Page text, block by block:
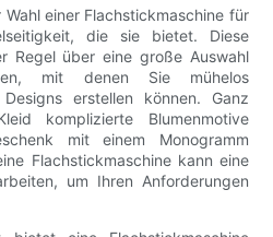
einer Flachstickmaschine für
die sie bietet. Diese
Regel über eine große Auswahl
mit denen Sie mühelos
erstellen können. Ganz
komplizierte Blumenmotive
mit einem Monogramm
Flachstickmaschine kann eine
um Ihren Anforderungen